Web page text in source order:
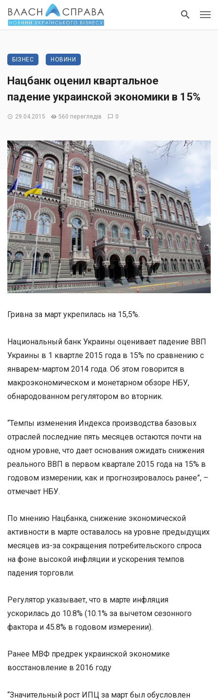
БІЗНЕС НОВИНИ
Нацбанк оценил квартальное
падение украинской экономики в 15%
29.04.2015 560 переглядів 0
Гривна за март укрепилась на 15,5%.
Национальный банк Украины оценивает падение ВВП
Украины в 1 квартле 2015 года в 15% по сравнению с
январем-мартом 2014 года. Об этом говорится в
макроэкономическом и монетарном обзоре НБУ,
обнародованном регулятором во вторник.
“Темпы изменения Индекса производства базовых
отраслей последние пять месяцев остаются почти на
одном уровне, что дает основания ожидать снижения
реального ВВП в первом квартале 2015 года на 15% в
годовом измерении, как и прогнозировалось ранее”, –
отмечает НБУ.
По мнению Нацбанка, снижение экономической
активности в марте оставалось на уровне предыдущих
месяцев из-за сокращения потребительского спроса
на фоне высокой инфляции и ускорения темпов
падения торговли.
Регулятор указывает, что в марте инфляция
ускорилась до 10.8% (10.1% за вычетом сезонного
фактора и 45.8% в годовом измерении).
Ранее МВФ предрек украинской экономике
восстановление в 2016 году
“Значительный рост ИПЦ за март был обусловлен